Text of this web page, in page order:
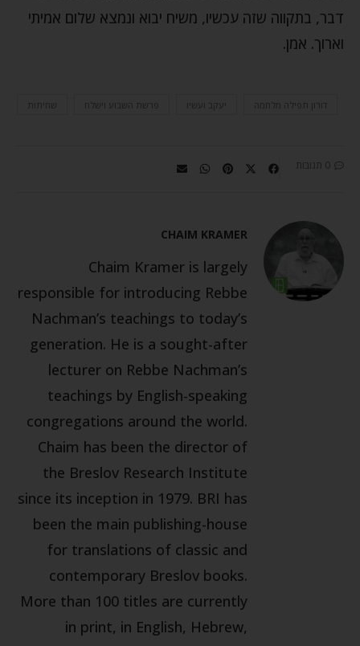
דבר, בתקווה שזה עכשיו, משיח יבוא ונמצא שלום אמיתי
וארוך. אמן.
דורון תפילה מלחמה יעקב ועשיו פרשת השבוע וישלח שחיתות
0 תגובות
CHAIM KRAMER
Chaim Kramer is largely
responsible for introducing Rebbe
Nachman’s teachings to today’s
generation. He is a sought-after
lecturer on Rebbe Nachman’s
teachings by English-speaking
congregations around the world.
Chaim has been the director of
the Breslov Research Institute
since its inception in 1979. BRI has
been the main publishing-house
for translations of classic and
contemporary Breslov books.
More than 100 titles are currently
in print, in English, Hebrew,